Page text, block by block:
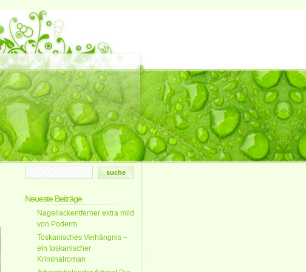
Neueste Beiträge
Nagellackentferner extra mild
von Poderm
Toskanisches Verhängnis –
ein toskanischer
Kriminalroman